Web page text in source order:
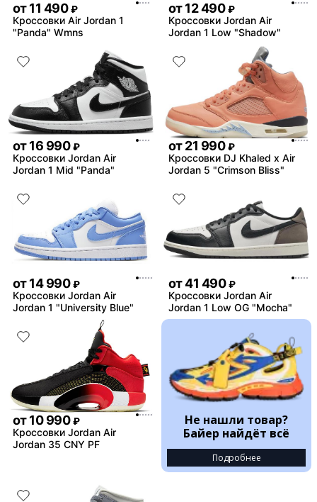
от11 490 ₽
Кроссовки Air Jordan 1
"Panda" Wmns
от12 490 ₽
Кроссовки Jordan Air
Jordan 1 Low "Shadow"
от16 990 ₽
Кроссовки Jordan Air
Jordan 1 Mid "Panda"
от21 990 ₽
Кроссовки DJ Khaled x Air
Jordan 5 "Crimson Bliss"
от14 990 ₽
Кроссовки Jordan Air
Jordan 1 "University Blue"
от41 490 ₽
Кроссовки Jordan Air
Jordan 1 Low OG "Mocha"
от10 990 ₽
Кроссовки Jordan Air
Jordan 35 CNY PF
Не нашли товар?
Байер найдёт всё
Подробнее